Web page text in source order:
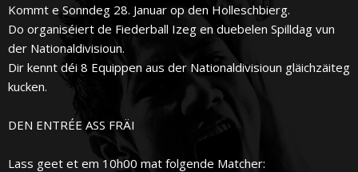
Kommt e Sonndeg 28. Januar op den Holleschbierg.
Do organiséiert de Fiederball Izeg en duebelen Spilldag vun
der Nationaldivisioun.
Dir kennt déi 8 Equippen aus der Nationaldivisioun gläichzäiteg
kucken.
DEN ENTRÉE ASS FRÄI
Lass geet et em 10h00 mat folgende Matcher: